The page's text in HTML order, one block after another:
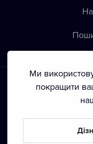
Положення й умови •
Ми
покращити